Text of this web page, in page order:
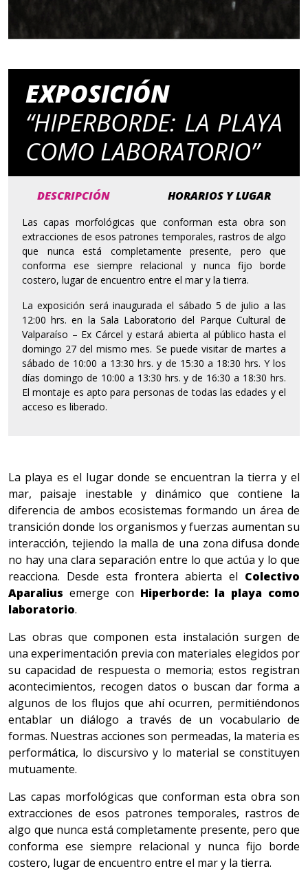
EXPOSICIÓN
“HIPERBORDE: LA PLAYA
COMO LABORATORIO”
DESCRIPCIÓN HORARIOS Y LUGAR
Las capas morfológicas que conforman esta obra son
extracciones de esos patrones temporales, rastros de algo
que nunca está completamente presente, pero que
conforma ese siempre relacional y nunca fijo borde
costero, lugar de encuentro entre el mar y la tierra.
La exposición será inaugurada el sábado 5 de julio a las
12:00 hrs. en la Sala Laboratorio del Parque Cultural de
Valparaíso – Ex Cárcel y estará abierta al público hasta el
domingo 27 del mismo mes. Se puede visitar de martes a
sábado de 10:00 a 13:30 hrs. y de 15:30 a 18:30 hrs. Y los
días domingo de 10:00 a 13:30 hrs. y de 16:30 a 18:30 hrs.
El montaje es apto para personas de todas las edades y el
acceso es liberado.
La playa es el lugar donde se encuentran la tierra y el
mar, paisaje inestable y dinámico que contiene la
diferencia de ambos ecosistemas formando un área de
transición donde los organismos y fuerzas aumentan su
interacción, tejiendo la malla de una zona difusa donde
no hay una clara separación entre lo que actúa y lo que
reacciona. Desde esta frontera abierta el Colectivo
Aparalius emerge con Hiperborde: la playa como
laboratorio.
Las obras que componen esta instalación surgen de
una experimentación previa con materiales elegidos por
su capacidad de respuesta o memoria; estos registran
acontecimientos, recogen datos o buscan dar forma a
algunos de los flujos que ahí ocurren, permitiéndonos
entablar un diálogo a través de un vocabulario de
formas. Nuestras acciones son permeadas, la materia es
performática, lo discursivo y lo material se constituyen
mutuamente.
Las capas morfológicas que conforman esta obra son
extracciones de esos patrones temporales, rastros de
algo que nunca está completamente presente, pero que
conforma ese siempre relacional y nunca fijo borde
costero, lugar de encuentro entre el mar y la tierra.